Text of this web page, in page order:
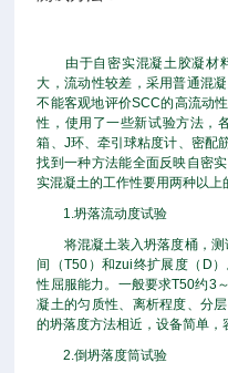
由于自密实混凝土胶凝材
大，流动性较差，采用普通混
不能客观地评价SCC的高流动
性，使用了一些新试验方法，
箱、J环、牵引球粘度计、密配
找到一种方法能全面反映自密
实混凝土的工作性要用两种以上
1.坍落流动度试验
将混凝土装入坍落度桶，测
间（T50）和zui终扩展度（D
性屈服能力。一般要求T50约3
凝土的匀质性、离析程度、分
的坍落度方法相近，设备简单，
2.倒坍落度筒试验